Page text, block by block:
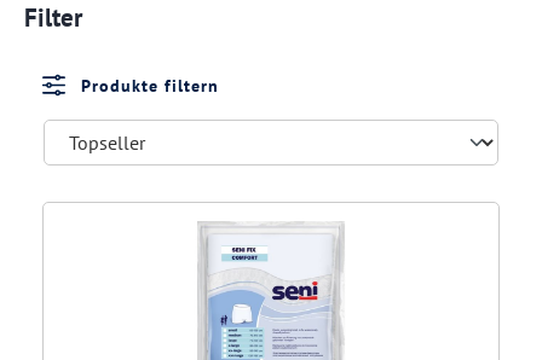
Filter
Produkte filtern